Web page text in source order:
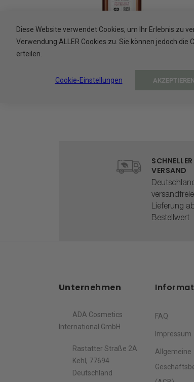
NATURALS REMEDIES Duschgel im
1 VPE = 1
SCHNELLER
VERSAND
versandfreie
Lieferung
Bestellwert
Unternehmen
ADA Cosmetics
International GmbH
Rastatter Straße 2A
Kehl, 77694
Deutschland
FAQ
Impressum
Allgemeine
Diese Website verwendet Cookies, um Ihr Erlebnis zu
Verwendung ALLER Cookies zu. Sie können jedoch
erteilen.
Cookie-Einstellungen AKZEPTIEREN